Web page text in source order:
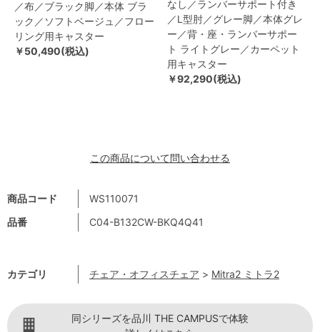
商品コード
WS110071
品番
C04-B132CW-BKQ4Q41
カテゴリ チェア・オフィスチェア > Mitra2 ミトラ2
／布／ブラック脚／本体 ブラ
ック／ソフトベージュ／フロー
リング用キャスター
￥50,490(税込)
なし／ランバーサポート付き
／L型肘／グレー脚／本体グレ
ー／背・座・ランバーサポー
ト ライトグレー／カーペット
用キャスター
￥92,290(税込)
この商品について問い合わせる
同シリーズを品川 THE CAMPUSで体験